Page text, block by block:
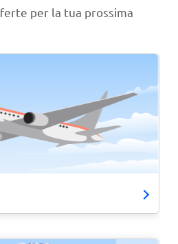
per la tua prossima